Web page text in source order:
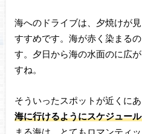
海へのドライブは、夕焼けが
すすめです。海が赤く染まる
す。夕日から海の水面のに広
すね。
そういったスポットが近くにあ
海に行けるようにスケジュー
まる海は、とてもロマンティッ